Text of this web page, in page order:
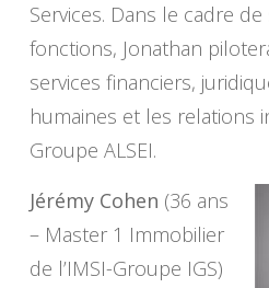
Services. Dans le cadre
fonctions, Jonathan
services financiers,
humaines et les relations
Groupe ALSEI.
Jérémy Cohen (36 ans
– Master 1 Immobilier
de l’IMSI-Groupe IGS)